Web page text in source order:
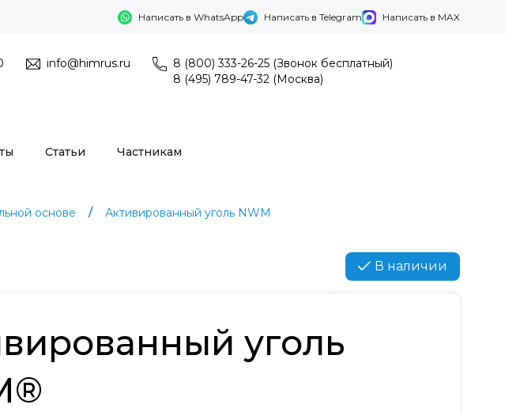
Написать в WhatsApp Написать в Telegram Написать в MAX
info@himrus.ru
8 (800) 333-26-25 (Звонок бесплатный)
8 (495) 789-47-32 (Москва)
Статьи Частникам
основе
Активированный уголь NWM
В наличии
уголь